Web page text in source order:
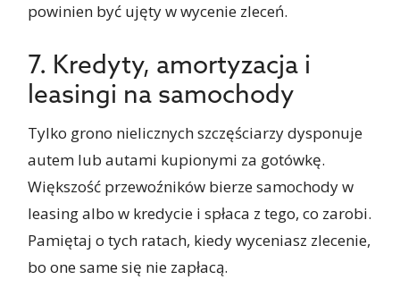
powinien być ujęty w wycenie zleceń.
7. Kredyty, amortyzacja i
leasingi na samochody
Tylko grono nielicznych szczęściarzy dysponuje
autem lub autami kupionymi za gotówkę.
Większość przewoźników bierze samochody w
leasing albo w kredycie i spłaca z tego, co zarobi.
Pamiętaj o tych ratach, kiedy wyceniasz zlecenie,
bo one same się nie zapłacą.